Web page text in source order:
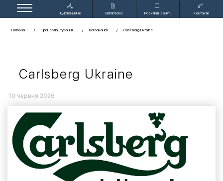
Дистанційне
Бібліотека Розклад занять Контакти
Головна Працевлаштування Всі вакансії Carlsberg Ukraine
Carlsberg Ukraine
10 червня 2026